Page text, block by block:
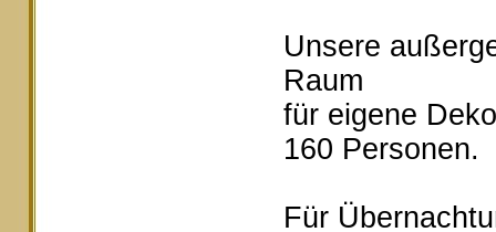
Unsere
Raum
für eigene
160 Personen.
Für